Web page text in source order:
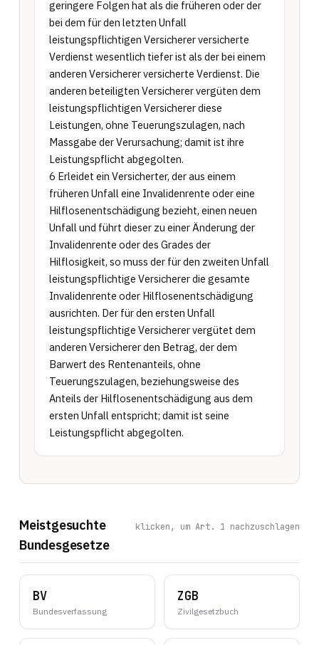
geringere Folgen hat als die früheren oder der
bei dem für den letzten Unfall
leistungspflichtigen Versicherer versicherte
Verdienst wesentlich tiefer ist als der bei einem
anderen Versicherer versicherte Verdienst. Die
anderen beteiligten Versicherer vergüten dem
leistungspflichtigen Versicherer diese
Leistungen, ohne Teuerungszulagen, nach
Massgabe der Verursachung; damit ist ihre
Leistungspflicht abgegolten.
6 Erleidet ein Versicherter, der aus einem
früheren Unfall eine Invalidenrente oder eine
Hilflosenentschädigung bezieht, einen neuen
Unfall und führt dieser zu einer Änderung der
Invalidenrente oder des Grades der
Hilflosigkeit, so muss der für den zweiten Unfall
leistungspflichtige Versicherer die gesamte
Invalidenrente oder Hilflosenentschädigung
ausrichten. Der für den ersten Unfall
leistungspflichtige Versicherer vergütet dem
anderen Versicherer den Betrag, der dem
Barwert des Rentenanteils, ohne
Teuerungszulagen, beziehungsweise des
Anteils der Hilflosenentschädigung aus dem
ersten Unfall entspricht; damit ist seine
Leistungspflicht abgegolten.
Meistgesuchte
Bundesgesetze
klicken, um Art. 1 nachzuschlagen
BV
Bundesverfassung
ZGB
Zivilgesetzbuch